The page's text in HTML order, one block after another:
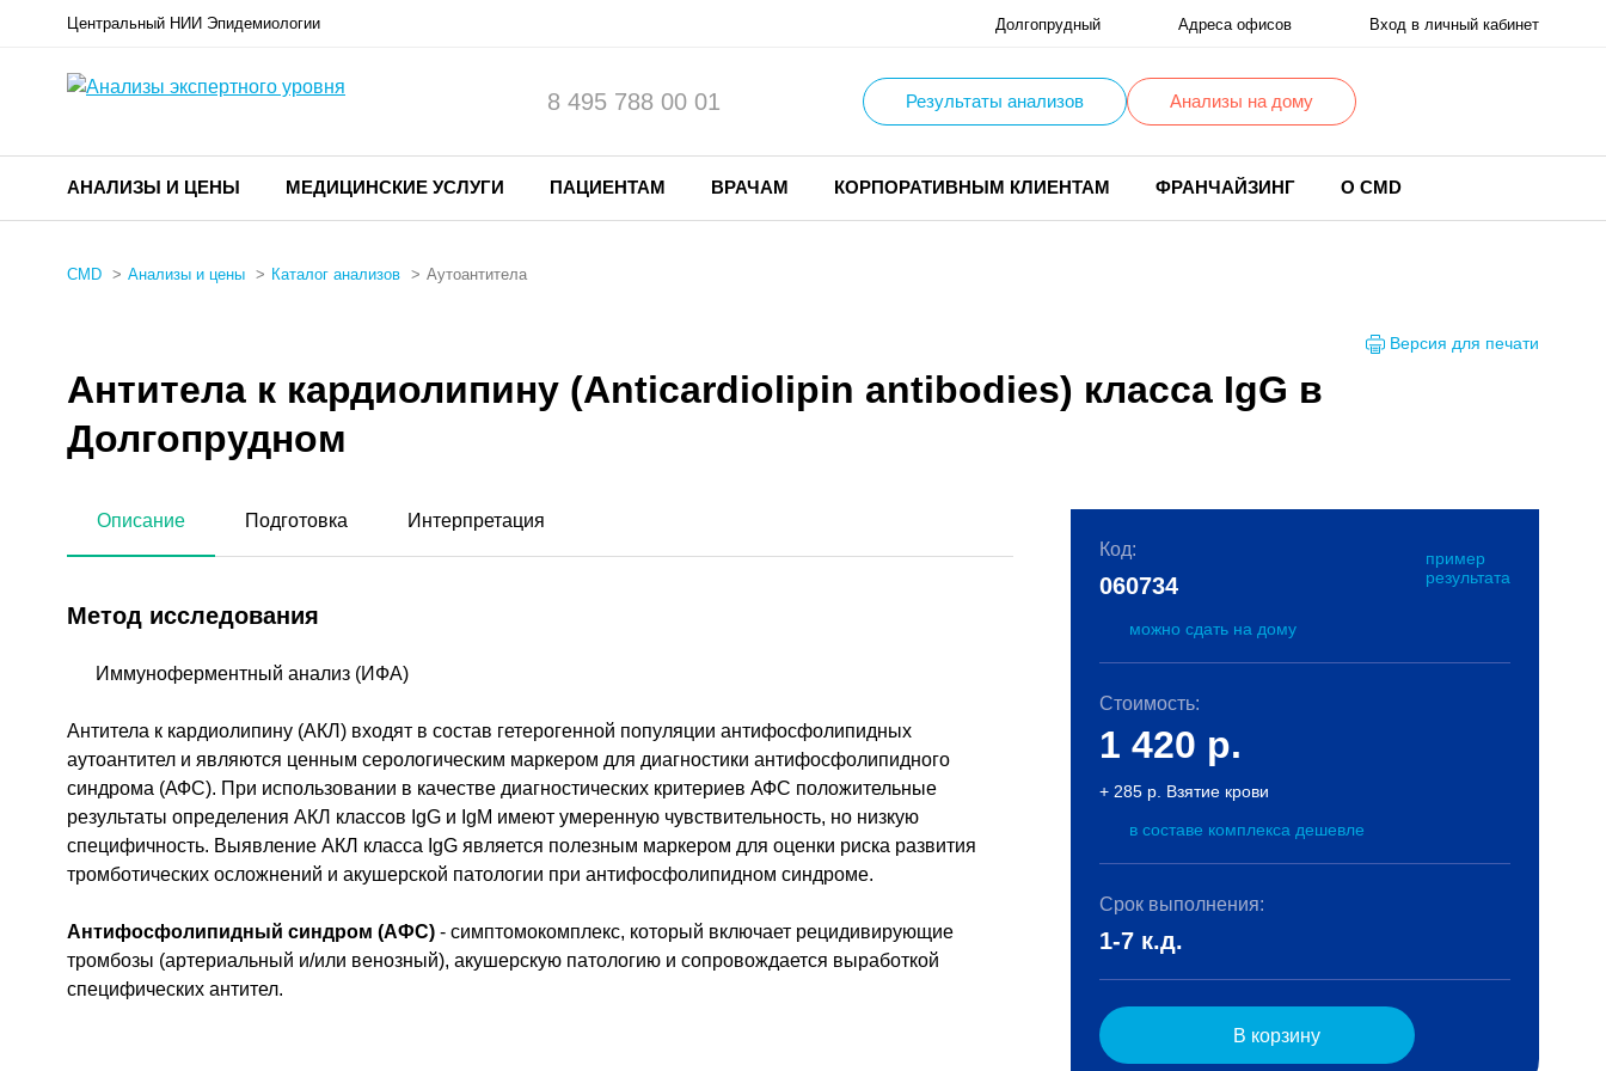
Центральный НИИ Эпидемиологии Долгопрудный Адреса офисов Вход в личный кабинет
8 495 788 00 01 Результаты анализов Анализы на дому
АНАЛИЗЫ И ЦЕНЫ МЕДИЦИНСКИЕ УСЛУГИ ПАЦИЕНТАМ ВРАЧАМ КОРПОРАТИВНЫМ КЛИЕНТАМ ФРАНЧАЙЗИНГ О CMD
CMD Анализы и цены Каталог анализов Аутоантитела
Версия для печати
Антитела к кардиолипину (Anticardiolipin antibodies) класса IgG в
Долгопрудном
Описание Подготовка Интерпретация
Метод исследования
Иммуноферментный анализ (ИФА)
Антитела к кардиолипину (АКЛ) входят в состав гетерогенной популяции антифосфолипидных
аутоантител и являются ценным серологическим маркером для диагностики антифосфолипидного
синдрома (АФС). При использовании в качестве диагностических критериев АФС положительные
результаты определения АКЛ классов IgG и IgM имеют умеренную чувствительность, но низкую
специфичность. Выявление АКЛ класса IgG является полезным маркером для оценки риска развития
тромботических осложнений и акушерской патологии при антифосфолипидном синдроме.
Антифосфолипидный синдром (АФС) - симптомокомплекс, который включает рецидивирующие
тромбозы (артериальный и/или венозный), акушерскую патологию и сопровождается выработкой
специфических антител.
Код:
пример
результата
060734
можно сдать на дому
Стоимость:
1 420 р.
+ 285 р. Взятие крови
в составе комплекса дешевле
Срок выполнения:
1-7 к.д.
В корзину